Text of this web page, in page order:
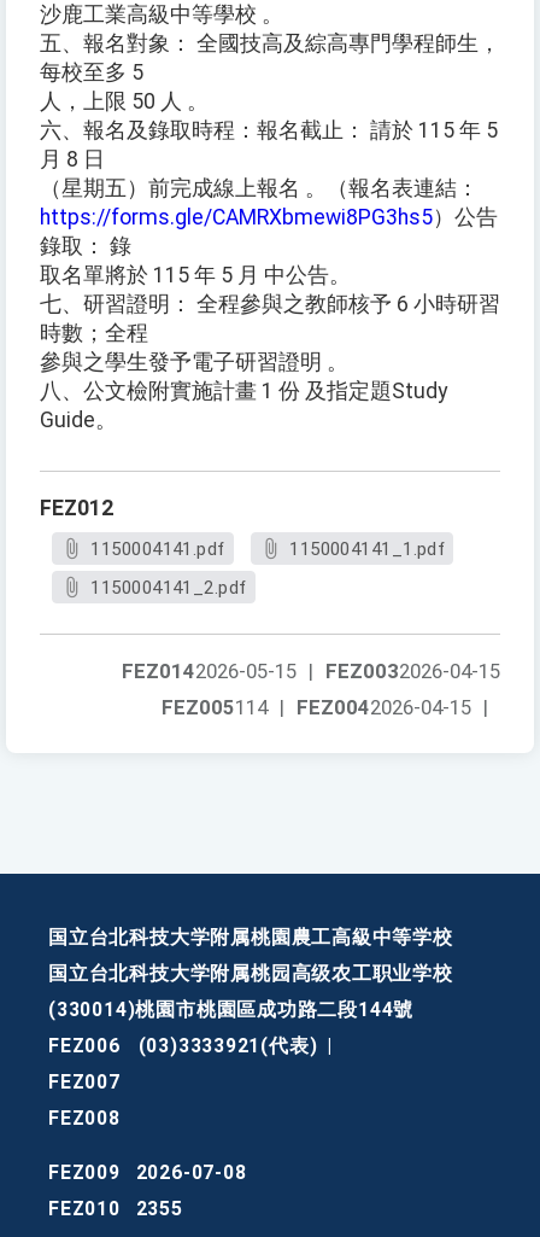
沙鹿工業高級中等學校 。
五、報名對象： 全國技高及綜高專門學程師生，
每校至多 5
人，上限 50 人 。
六、報名及錄取時程：報名截止： 請於 115 年 5
月 8 日
（星期五）前完成線上報名 。（報名表連結：
https://forms.gle/CAMRXbmewi8PG3hs5）公告
錄取： 錄
取名單將於 115 年 5 月 中公告。
七、研習證明： 全程參與之教師核予 6 小時研習
時數；全程
參與之學生發予電子研習證明 。
八、公文檢附實施計畫 1 份 及指定題Study
Guide。
FEZ012
1150004141.pdf
1150004141_1.pdf
1150004141_2.pdf
FEZ0032026-04-15
FEZ0142026-05-15 |
FEZ0042026-04-15 |
FEZ005114 |
国立台北科技大学附属桃園農工高級中等学校
国立台北科技大学附属桃园高级农工职业学校
(330014)桃園市桃園區成功路二段144號
FEZ006
(03)3333921(代表)
FEZ007
FEZ008
FEZ009
2026-07-08
FEZ010
2355